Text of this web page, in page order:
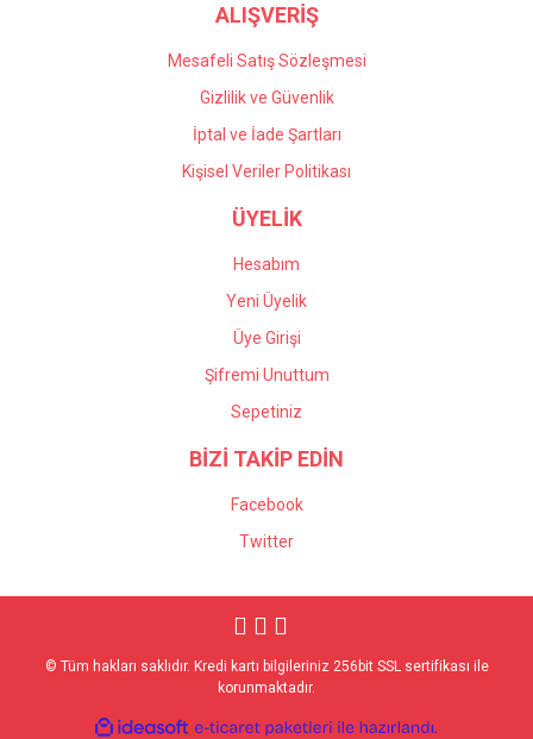
ALIŞVERİŞ
Mesafeli Satış Sözleşmesi
Gizlilik ve Güvenlik
İptal ve İade Şartları
Kişisel Veriler Politikası
ÜYELİK
Hesabım
Yeni Üyelik
Üye Girişi
Şifremi Unuttum
Sepetiniz
BİZİ TAKİP EDİN
Facebook
Twitter
© Tüm hakları saklıdır. Kredi kartı bilgileriniz 256bit SSL sertifikası ile
korunmaktadır.
ideasoft e-